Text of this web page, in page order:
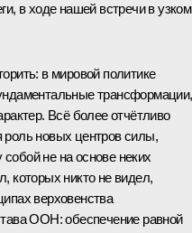
в ходе нашей встречи в узком
в мировой политике
трансформации,
Всё более отчётливо
роль новых центров силы,
не на основе неких
которых никто не видел,
верховенства
ООН: обеспечение равной